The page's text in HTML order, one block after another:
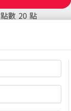
數 20 點
贈2%！